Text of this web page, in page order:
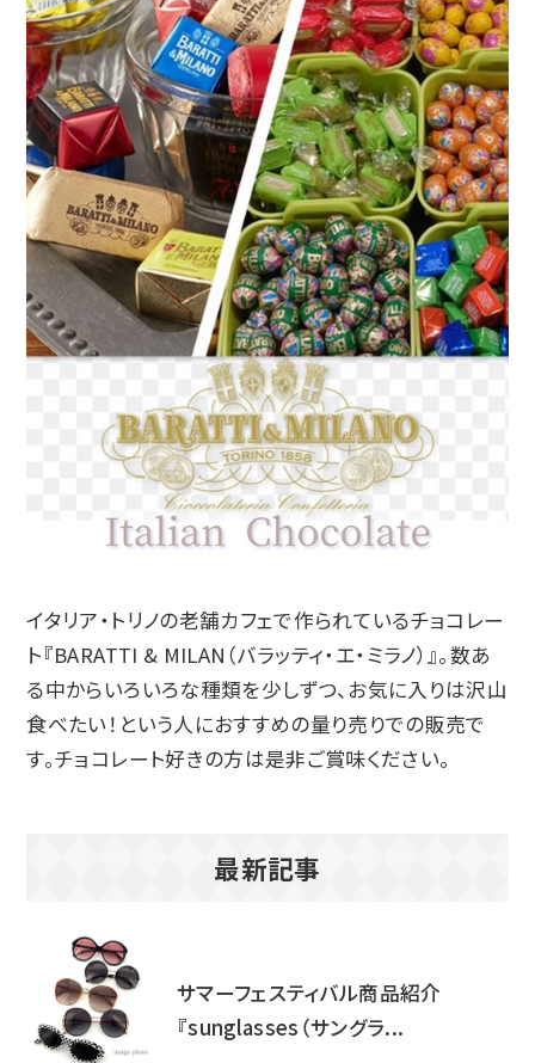
イタリア・トリノの老舗カフェで作られているチョコレー
ト『BARATTI & MILAN（バラッティ・エ・ミラノ）』。数あ
る中からいろいろな種類を少しずつ、お気に入りは沢山
食べたい！という人におすすめの量り売りでの販売で
す。チョコレート好きの方は是非ご賞味ください。
最新記事
サマーフェスティバル商品紹介
『sunglasses（サングラ...